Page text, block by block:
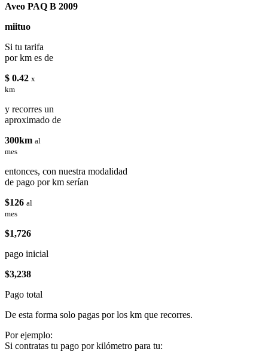
Aveo PAQ B 2009
miituo
Si tu tarifa
por km es de
$ 0.42 x
km
y recorres un
aproximado de
300km al
mes
entonces, con nuestra modalidad
de pago por km serían
$126 al
mes
$1,726
pago inicial
$3,238
Pago total
De esta forma solo pagas por los km que recorres.
Por ejemplo:
Si contratas tu pago por kilómetro para tu: